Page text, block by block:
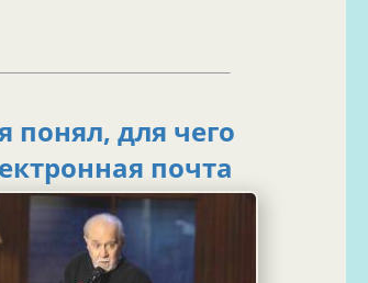
понял, для чего
почта